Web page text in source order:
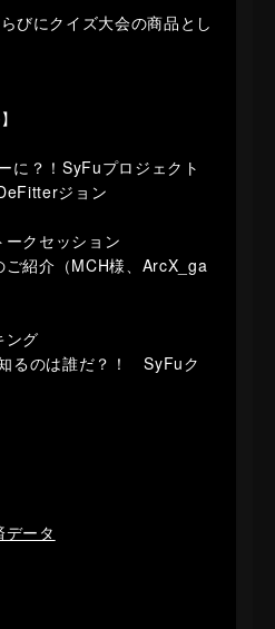
びにクイズ大会の商品とし
？！SyFuプロジェクト
ジョン
クセッション
紹介（MCH様、ArcX_ga
グ
るのは誰だ？！ SyFuク
ータ